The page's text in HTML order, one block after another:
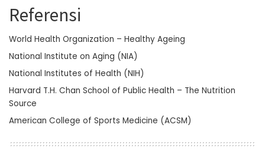
Referensi
World Health Organization – Healthy Ageing
National Institute on Aging (NIA)
National Institutes of Health (NIH)
Harvard T.H. Chan School of Public Health – The Nutrition
Source
American College of Sports Medicine (ACSM)